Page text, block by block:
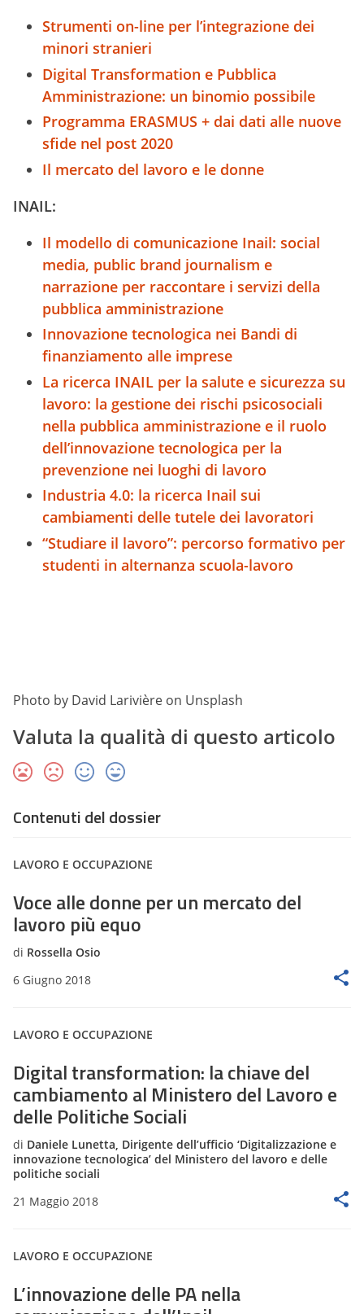
Strumenti on-line per l’integrazione dei
minori stranieri
Digital Transformation e Pubblica
Amministrazione: un binomio possibile
Programma ERASMUS + dai dati alle nuove
sfide nel post 2020
Il mercato del lavoro e le donne
INAIL:
Il modello di comunicazione Inail: social
media, public brand journalism e
narrazione per raccontare i servizi della
pubblica amministrazione
Innovazione tecnologica nei Bandi di
finanziamento alle imprese
La ricerca INAIL per la salute e sicurezza su
lavoro: la gestione dei rischi psicosociali
nella pubblica amministrazione e il ruolo
dell’innovazione tecnologica per la
prevenzione nei luoghi di lavoro
Industria 4.0: la ricerca Inail sui
cambiamenti delle tutele dei lavoratori
“Studiare il lavoro”: percorso formativo per
studenti in alternanza scuola-lavoro
Photo by David Larivière on Unsplash
Valuta la qualità di questo articolo
Contenuti del dossier
LAVORO E OCCUPAZIONE
Voce alle donne per un mercato del
lavoro più equo
di Rossella Osio
6 Giugno 2018
LAVORO E OCCUPAZIONE
Digital transformation: la chiave del
cambiamento al Ministero del Lavoro e
delle Politiche Sociali
di Daniele Lunetta, Dirigente dell’ufficio ‘Digitalizzazione e
innovazione tecnologica’ del Ministero del lavoro e delle
politiche sociali
21 Maggio 2018
LAVORO E OCCUPAZIONE
L’innovazione delle PA nella